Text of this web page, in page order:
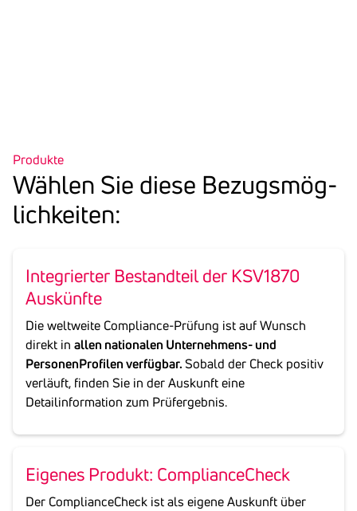
Produkte
Wählen Sie diese Bezugs­mög­
lich­keiten:
Inte­grierter Bestand­teil der KSV1870
Auskünfte
Die weltweite Compliance-Prüfung ist auf Wunsch
direkt in allen nationalen Unternehmens- und
PersonenProfilen verfügbar. Sobald der Check positiv
verläuft, finden Sie in der Auskunft eine
Detailinformation zum Prüfergebnis.
Eigenes Produkt: Comp­li­ance­Check
Der ComplianceCheck ist als eigene Auskunft über